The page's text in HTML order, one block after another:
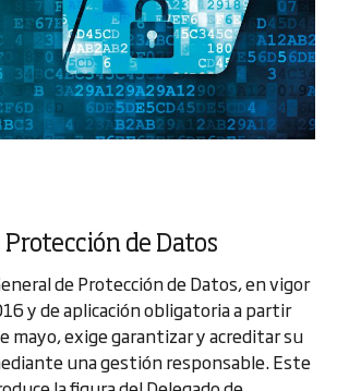
Protección de Datos
de Protección de Datos, en vigor
y de aplicación obligatoria a partir
mayo, exige garantizar y acreditar su
una gestión responsable. Este